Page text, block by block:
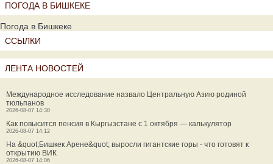
ПОГОДА В БИШКЕКЕ
Погода в Бишкеке
ССЫЛКИ
ЛЕНТА НОВОСТЕЙ
Международное исследование назвало Центральную Азию родиной
тюльпанов
2026-08-07 14:30
Как повысится пенсия в Кыргызстане с 1 октября — калькулятор
2026-08-07 14:12
На &quot;Бишкек Арене&quot; выросли гигантские горы - что готовят к
открытию ВИК
2026-08-07 14:06